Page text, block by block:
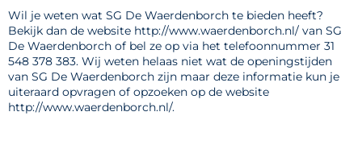
Wil je weten wat SG De Waerdenborch te bieden heeft?
Bekijk dan de website http://www.waerdenborch.nl/ van SG
De Waerdenborch of bel ze op via het telefoonnummer 31
548 378 383. Wij weten helaas niet wat de openingstijden
van SG De Waerdenborch zijn maar deze informatie kun je
uiteraard opvragen of opzoeken op de website
http://www.waerdenborch.nl/.